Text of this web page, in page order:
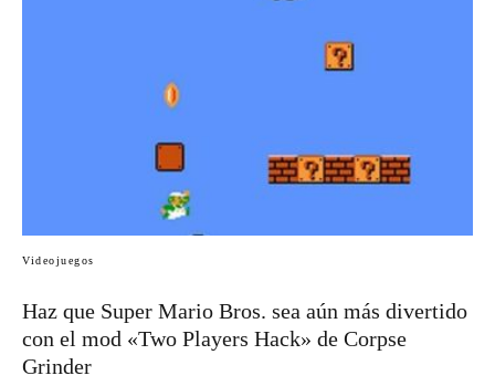
Videojuegos
Haz que Super Mario Bros. sea aún más divertido
con el mod «Two Players Hack» de Corpse
Grinder